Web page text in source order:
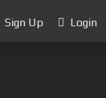
Sign Up Login